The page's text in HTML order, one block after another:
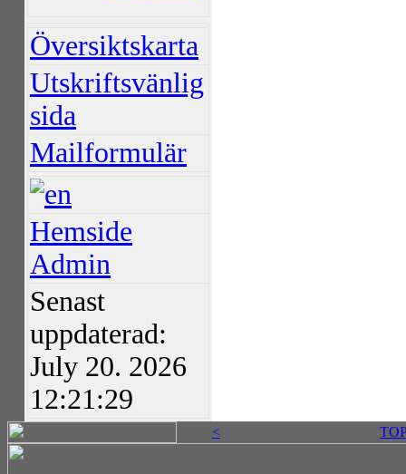
Översiktskarta
Utskriftsvänlig
sida
Mailformulär
Hemside
Admin
Senast
uppdaterad:
July 20. 2026
12:21:29
<